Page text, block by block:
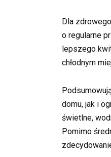
Dla
o regularne
lepszego
chłodnym
domu, jak i
świetlne,
Pomimo